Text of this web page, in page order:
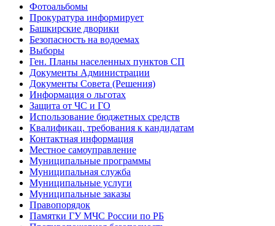
Фотоальбомы
Прокуратура информирует
Башкирские дворики
Безопасность на водоемах
Выборы
Ген. Планы населенных пунктов СП
Документы Администрации
Документы Совета (Решения)
Информация о льготах
Защита от ЧС и ГО
Использование бюджетных средств
Квалификац. требования к кандидатам
Контактная информация
Местное самоуправление
Муниципальные программы
Муниципальная служба
Муниципальные услуги
Муниципальные заказы
Правопорядок
Памятки ГУ МЧС России по РБ